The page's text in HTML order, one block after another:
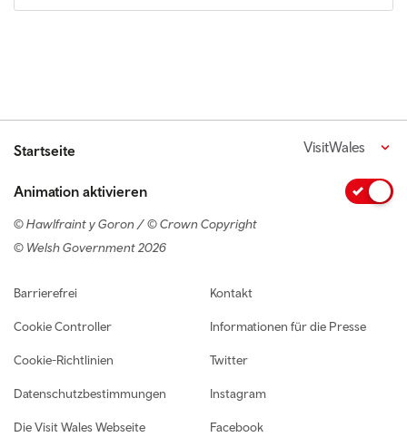
Startseite VisitWales
Animation aktivieren
© Hawlfraint y Goron / © Crown Copyright
© Welsh Government 2026
Footer navigation
Barrierefrei
Cookie Controller
Cookie-Richtlinien
Datenschutzbestimmungen
Die Visit Wales Webseite
Kontakt
Informationen für die Presse
Twitter
Instagram
Facebook